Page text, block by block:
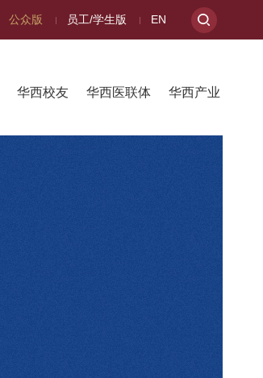
公众版 员工/学生版 EN
华西校友 华西医联体 华西产业